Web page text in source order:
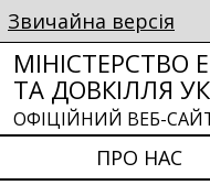
Звичайна версія
МІНІСТЕРСТВО
ТА ДОВКІЛЛЯ
ОФІЦІЙНИЙ ВЕБ-
ПРО НАС